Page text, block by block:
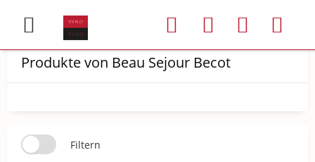
Produkte von Beau Sejour Becot
Filtern